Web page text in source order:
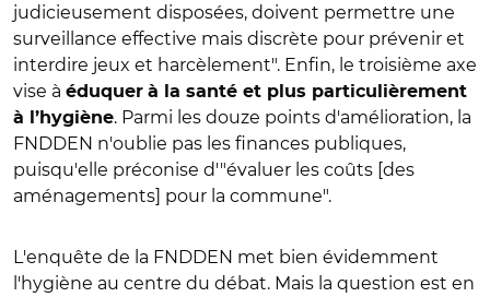
judicieusement disposées, doivent permettre une
surveillance effective mais discrète pour prévenir et
interdire jeux et harcèlement". Enfin, le troisième axe
vise à éduquer à la santé et plus particulièrement
à l’hygiène. Parmi les douze points d'amélioration, la
FNDDEN n'oublie pas les finances publiques,
puisqu'elle préconise d'"évaluer les coûts [des
aménagements] pour la commune".
L'enquête de la FNDDEN met bien évidemment
l'hygiène au centre du débat. Mais la question est en